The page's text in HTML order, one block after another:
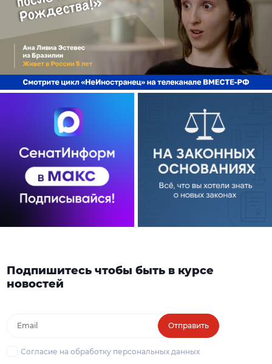
Подпишитесь чтобы быть в курсе
новостей
Отправить
Согласие на обработку персональных данных